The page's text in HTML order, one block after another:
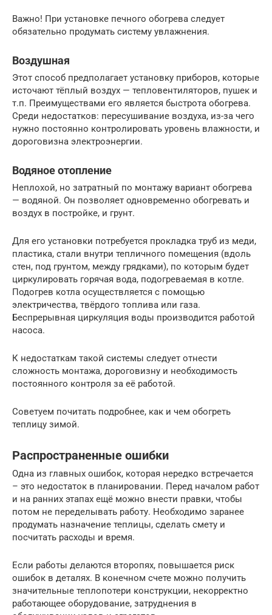
Важно! При установке печного обогрева следует
обязательно продумать систему увлажнения.
Воздушная
Этот способ предполагает установку приборов, которые
источают тёплый воздух — тепловентиляторов, пушек и
т.п. Преимуществами его является быстрота обогрева.
Среди недостатков: пересушивание воздуха, из-за чего
нужно постоянно контролировать уровень влажности, и
дороговизна электроэнергии.
Водяное отопление
Неплохой, но затратный по монтажу вариант обогрева
— водяной. Он позволяет одновременно обогревать и
воздух в постройке, и грунт.
Для его установки потребуется прокладка труб из меди,
пластика, стали внутри тепличного помещения (вдоль
стен, под грунтом, между грядками), по которым будет
циркулировать горячая вода, подогреваемая в котле.
Подогрев котла осуществляется с помощью
электричества, твёрдого топлива или газа.
Беспрерывная циркуляция воды производится работой
насоса.
К недостаткам такой системы следует отнести
сложность монтажа, дороговизну и необходимость
постоянного контроля за её работой.
Советуем почитать подробнее, как и чем обогреть
теплицу зимой.
Распространенные ошибки
Одна из главных ошибок, которая нередко встречается
– это недостаток в планировании. Перед началом работ
и на ранних этапах ещё можно внести правки, чтобы
потом не переделывать работу. Необходимо заранее
продумать назначение теплицы, сделать смету и
посчитать расходы и время.
Если работы делаются второпях, повышается риск
ошибок в деталях. В конечном счете можно получить
значительные теплопотери конструкции, некорректно
работающее оборудование, затруднения в